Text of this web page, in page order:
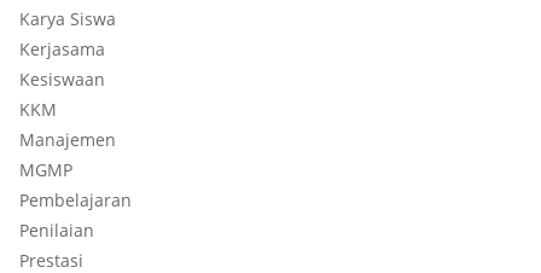
Karya Siswa
Kerjasama
Kesiswaan
KKM
Manajemen
MGMP
Pembelajaran
Penilaian
Prestasi